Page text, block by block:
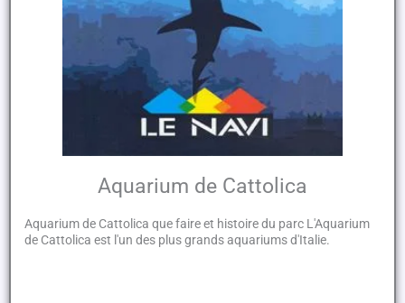
Aquarium de Cattolica
Aquarium de Cattolica que faire et histoire du parc L'Aquarium
de Cattolica est l'un des plus grands aquariums d'Italie.